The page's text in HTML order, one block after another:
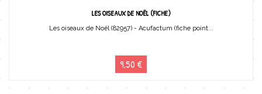
LES OISEAUX DE NOËL (FICHE)
Les oiseaux de Noël (82957) - Acufactum (fiche point...
9,50 €